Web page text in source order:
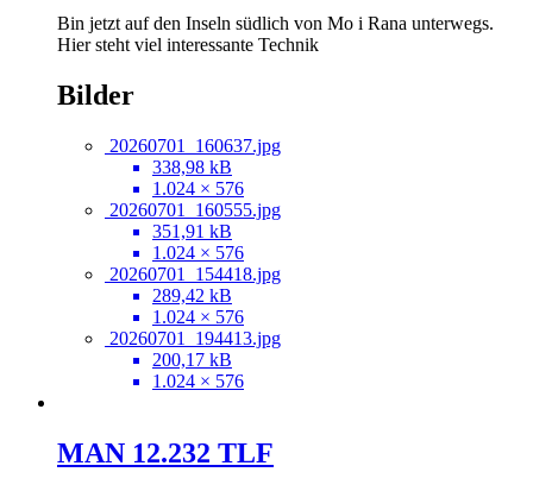
Bin jetzt auf den Inseln südlich von Mo i Rana unterwegs.
Hier steht viel interessante Technik
Bilder
20260701_160637.jpg
338,98 kB
1.024 × 576
20260701_160555.jpg
351,91 kB
1.024 × 576
20260701_154418.jpg
289,42 kB
1.024 × 576
20260701_194413.jpg
200,17 kB
1.024 × 576
MAN 12.232 TLF